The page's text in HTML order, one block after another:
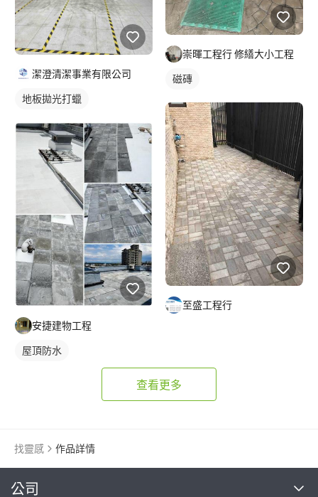
潔澄清潔事業有限公司
地板拋光打蠟
安捷建物工程
屋頂防水
崇暉工程行 修繕大小工程
磁磚
至盛工程行
查看更多
找靈感 作品詳情
公司繼續完成